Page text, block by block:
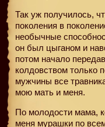
Так уж получилось,
поколения в
необычные
он был цыганом и
потом начало
колдовством только
мужчины все
мою мать и меня.
По молодости мама,
меня мурашки по